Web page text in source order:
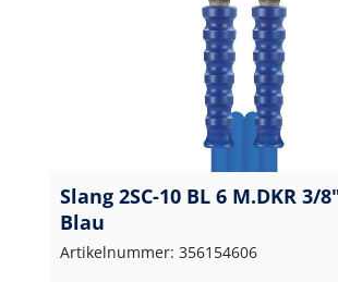
Slang 2SC-10 BL 6 M.DKR 3/8" + KBS
Blau
Artikelnummer: 356154606